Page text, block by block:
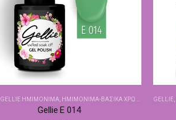
GELLIE ΗΜΙΜΌΝΙΜΑ, ΗΜΙΜΌΝΙΜΑ-ΒΑΣΙΚΆ ΧΡΏΜΑΤΑ
Gellie E 014
GELLIE,